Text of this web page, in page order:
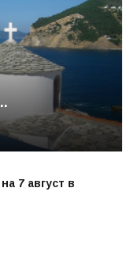
7 август в